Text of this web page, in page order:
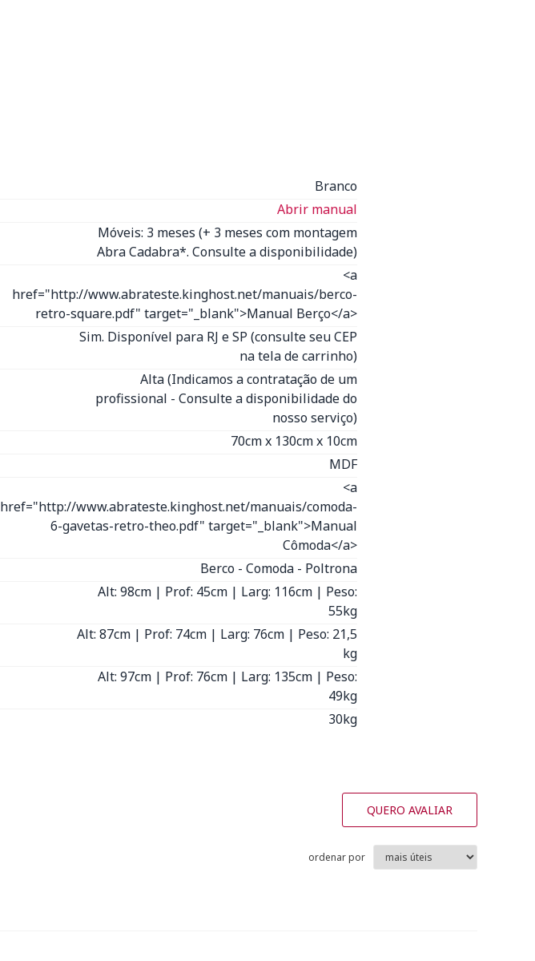
Branco
Abrir manual
Móveis: 3 meses (+ 3 meses com montagem
Abra Cadabra*. Consulte a disponibilidade)
<a
href="http://www.abrateste.kinghost.net/manuais/berco-
retro-square.pdf" target="_blank">Manual Berço</a>
Sim. Disponível para RJ e SP (consulte seu CEP
na tela de carrinho)
Alta (Indicamos a contratação de um
profissional - Consulte a disponibilidade do
nosso serviço)
70cm x 130cm x 10cm
MDF
<a
href="http://www.abrateste.kinghost.net/manuais/comoda-
6-gavetas-retro-theo.pdf" target="_blank">Manual
Cômoda</a>
Berco - Comoda - Poltrona
Alt: 98cm | Prof: 45cm | Larg: 116cm | Peso:
55kg
Alt: 87cm | Prof: 74cm | Larg: 76cm | Peso: 21,5
kg
Alt: 97cm | Prof: 76cm | Larg: 135cm | Peso:
49kg
30kg
QUERO AVALIAR
ordenar por